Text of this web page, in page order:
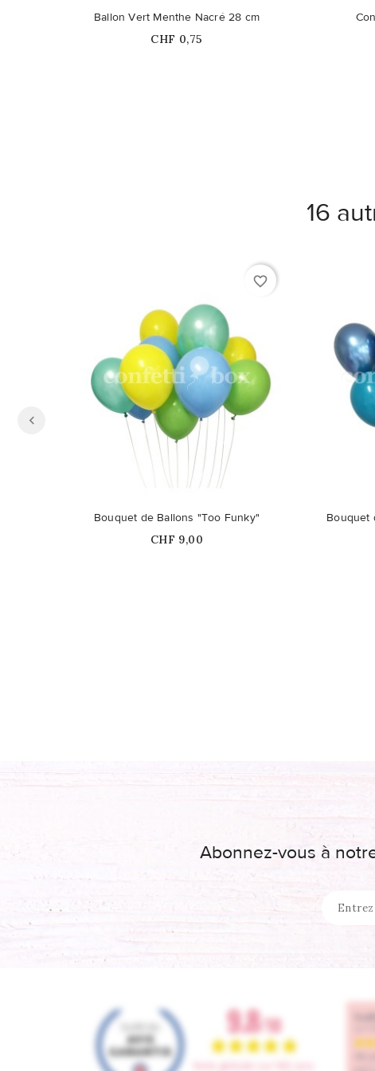
Ballon Vert Menthe Nacré 28 cm
Prix
CHF 0,75
16
favorite_border
Bouquet de Ballons "Too Funky"
Prix
CHF 9,00
Bouquet
Abonnez-vous à